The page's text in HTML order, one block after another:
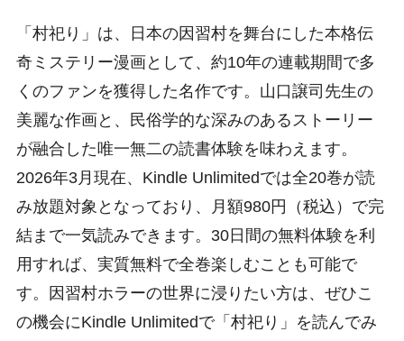
「村祀り」は、日本の因習村を舞台にした本格伝
奇ミステリー漫画として、約10年の連載期間で多
くのファンを獲得した名作です。山口譲司先生の
美麗な作画と、民俗学的な深みのあるストーリー
が融合した唯一無二の読書体験を味わえます。
2026年3月現在、Kindle Unlimitedでは全20巻が読
み放題対象となっており、月額980円（税込）で完
結まで一気読みできます。30日間の無料体験を利
用すれば、実質無料で全巻楽しむことも可能で
す。因習村ホラーの世界に浸りたい方は、ぜひこ
の機会にKindle Unlimitedで「村祀り」を読んでみ